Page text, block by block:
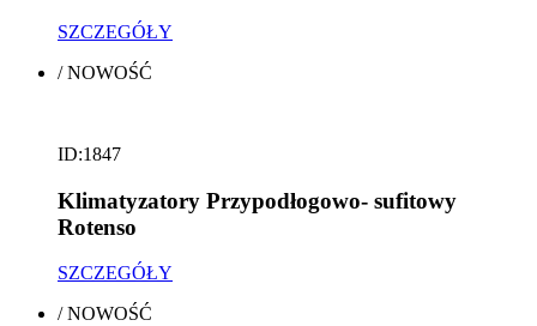
SZCZEGÓŁY
/NOWOŚĆ
ID:1847
Klimatyzatory Przypodłogowo- sufitowy
Rotenso
SZCZEGÓŁY
/NOWOŚĆ